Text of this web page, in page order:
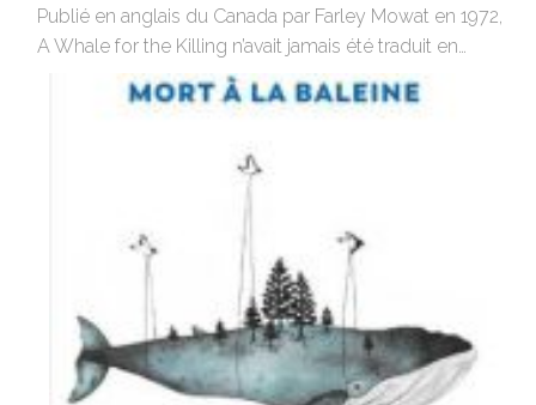
Publié en anglais du Canada par Farley Mowat en 1972,
A Whale for the Killing n’avait jamais été traduit en…